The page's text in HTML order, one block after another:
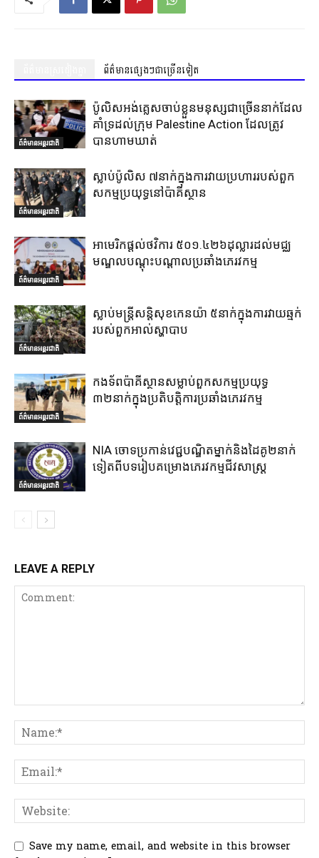
ព័ត៌មានផ្សេងៗជាច្រើនទៀត
ព័ត៌មានអន្តរជាតិ
ប៉ូលិសអង់គ្លេសចាប់ខ្លួនមនុស្សជាច្រើននាក់ដែល
គាំទ្រដល់ក្រុម Palestine Action ដែលត្រូវ
បានហាមឃាត់
ព័ត៌មានអន្តរជាតិ
ស្លាប់ប៉ូលិស ៧នាក់ក្នុងការវាយប្រហាររបស់ពួក
សកម្មប្រយុទ្ធនៅប៉ាគីស្ថាន
ព័ត៌មានអន្តរជាតិ
អាមេរិកផ្តល់ថវិការ ៥០១.៤២៦ដុល្លារដល់មជ្ឈ
មណ្ឌលបណ្តុះបណ្តាលប្រឆាំងភេរវកម្ម
ព័ត៌មានអន្តរជាតិ
ស្លាប់មន្ត្រីសន្តិសុខកេនយ៉ា ៥នាក់ក្នុងការវាយឆ្មក់
របស់ពួកអាល់ស្ហាបាប
ព័ត៌មានអន្តរជាតិ
កងទ័ពប៉ាគីស្ថានសម្លាប់ពួកសកម្មប្រយុទ្ធ
៣២នាក់ក្នុងប្រតិបត្តិការប្រឆាំងភេរវកម្ម
ព័ត៌មានអន្តរជាតិ
NIA ចោទប្រកាន់វេជ្ជបណ្ឌិតម្នាក់និងដៃគូ២នាក់
ទៀតពីបទរៀបគម្រោងភេរវកម្មជីវសាស្ត្រ
LEAVE A REPLY
Save my name, email, and website in this browser